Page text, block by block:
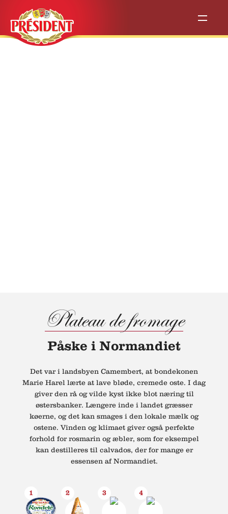
Plateau de fromage
Påske i Normandiet
Det var i landsbyen Camembert, at bondekonen
Marie Harel lærte at lave bløde, cremede oste. I dag
giver den rå og vilde kyst ikke blot næring til
østersbanker. Længere inde i landet græsser
køerne, og det kan smages i den lokale mælk og
ostene. Vinden og klimaet giver også perfekte
forhold for rosmarin og æbler, som for eksempel
kan destilleres til calvados, der for mange er
essensen af Normandiet.
1 2 3 4